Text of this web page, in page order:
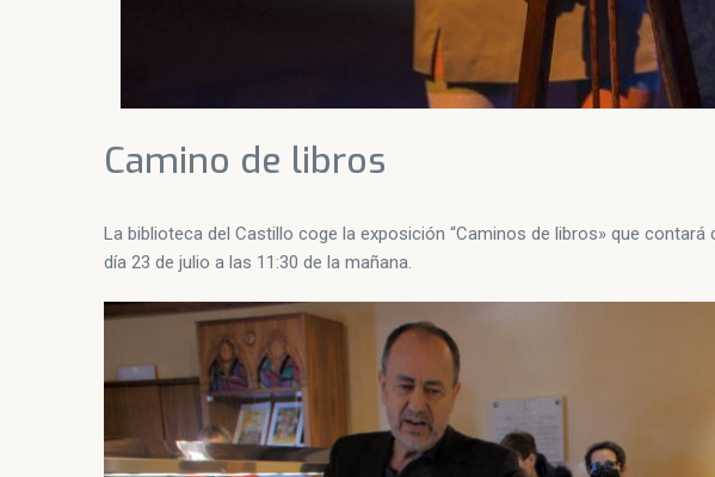
Camino de libros
La biblioteca del Castillo coge la exposición “Caminos de libros» que
día 23 de julio a las 11:30 de la mañana.